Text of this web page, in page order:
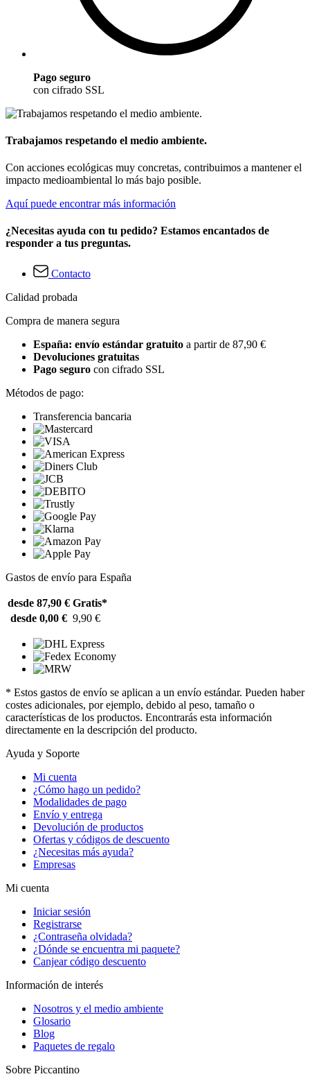
Pago seguro
con cifrado SSL
Trabajamos respetando el medio ambiente.
Con acciones ecológicas muy concretas, contribuimos a mantener el
impacto medioambiental lo más bajo posible.
Aquí puede encontrar más información
¿Necesitas ayuda con tu pedido? Estamos encantados de
responder a tus preguntas.
Contacto
Calidad probada
Compra de manera segura
España: envío estándar gratuito a partir de 87,90 €
Devoluciones gratuitas
Pago seguro con cifrado SSL
Métodos de pago:
Transferencia bancaria
Gastos de envío para España
desde 87,90 € Gratis*
desde 0,00 € 9,90 €
* Estos gastos de envío se aplican a un envío estándar. Pueden haber
costes adicionales, por ejemplo, debido al peso, tamaño o
características de los productos. Encontrarás esta información
directamente en la descripción del producto.
Ayuda y Soporte
Mi cuenta
¿Cómo hago un pedido?
Modalidades de pago
Envío y entrega
Devolución de productos
Ofertas y códigos de descuento
¿Necesitas más ayuda?
Empresas
Mi cuenta
Iniciar sesión
Registrarse
¿Contraseña olvidada?
¿Dónde se encuentra mi paquete?
Canjear código descuento
Información de interés
Nosotros y el medio ambiente
Glosario
Blog
Paquetes de regalo
Sobre Piccantino